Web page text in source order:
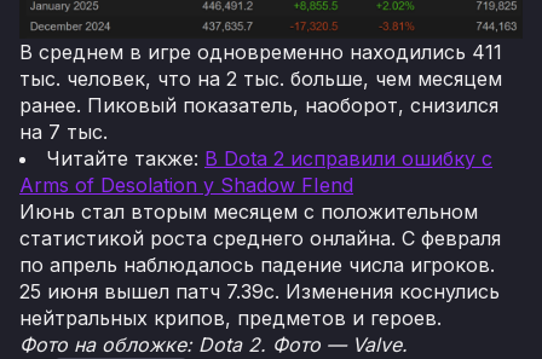
В среднем в игре одновременно находились 411
тыс. человек, что на 2 тыс. больше, чем месяцем
ранее. Пиковый показатель, наоборот, снизился
на 7 тыс.
Читайте также: В Dota 2 исправили ошибку с
Arms of Desolation у Shadow FIend
Июнь стал вторым месяцем с положительном
статистикой роста среднего онлайна. С февраля
по апрель наблюдалось падение числа игроков.
25 июня вышел патч 7.39c. Изменения коснулись
нейтральных крипов, предметов и героев.
Фото на обложке: Dota 2. Фото — Valve.